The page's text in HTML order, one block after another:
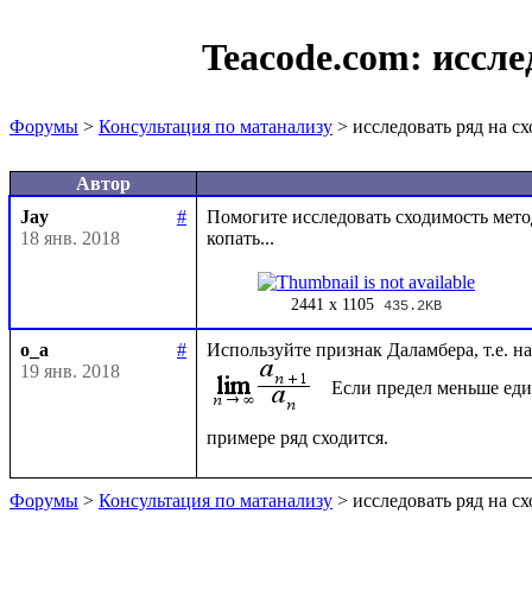
Teacode.com:
Форумы > Консультация по матанализу > исследовать ряд на
Автор
Jay
#
18 янв. 2018
Помогите исследовать сходимость
2441 x 1105 435.2KB
o_a
#
19 янв. 2018
Используйте признак Даламбера, т.е.
Если предел меньше
Форумы > Консультация по матанализу > исследовать ряд на